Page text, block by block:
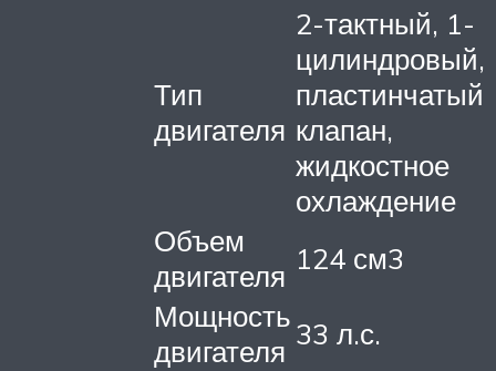
Тип
двигателя
2-тактный, 1-
цилиндровый,
пластинчатый
клапан,
жидкостное
охлаждение
Объем
двигателя 124 см3
Мощность
двигателя 33 л.с.